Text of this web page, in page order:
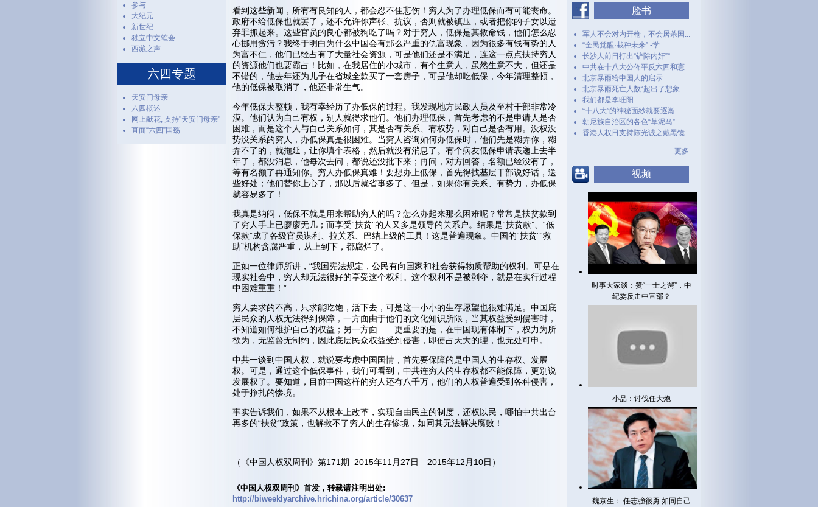
看到这些新闻，所有有良知的人，都会忍不住悲伤！穷人为了办理低保而有可能丧命。
政府不给低保也就罢了，还不允许你声张、抗议，否则就被镇压，或者把你的子女以遗
弃罪抓起来。这些官员的良心都被狗吃了吗？对于穷人，低保是其救命钱，他们怎么忍
心挪用贪污？我终于明白为什么中国会有那么严重的仇富现象，因为很多有钱有势的人
为富不仁，他们已经占有了大量社会资源，可是他们还是不满足，连这一点点扶持穷人
的资源他们也要霸占！比如，在我居住的小城市，有个生意人，虽然生意不大，但还是
不错的，他去年还为儿子在省城全款买了一套房子，可是他却吃低保，今年清理整顿，
他的低保被取消了，他还非常生气。
今年低保大整顿，我有幸经历了办低保的过程。我发现地方民政人员及至村干部非常冷
漠。他们认为自己有权，别人就得求他们。他们办理低保，首先考虑的不是申请人是否
困难，而是这个人与自己关系如何，其是否有关系、有权势，对自己是否有用。没权没
势没关系的穷人，办低保真是很困难。当穷人咨询如何办低保时，他们先是糊弄你，糊
弄不了的，就拖延，让你填个表格，然后就没有消息了。有个病友低保申请表递上去半
年了，都没消息，他每次去问，都说还没批下来；再问，对方回答，名额已经没有了，
等有名额了再通知你。穷人办低保真难！要想办上低保，首先得找基层干部说好话，送
些好处；他们替你上心了，那以后就省事多了。但是，如果你有关系、有势力，办低保
就容易多了！
我真是纳闷，低保不就是用来帮助穷人的吗？怎么办起来那么困难呢？常常是扶贫款到
了穷人手上已廖廖无几；而享受“扶贫”的人又多是领导的关系户。结果是“扶贫款”、“低
保款”成了各级官员谋利、拉关系、巴结上级的工具！这是普遍现象。中国的“扶贫”“救
助”机构贪腐严重，从上到下，都腐烂了。
正如一位律师所讲，“我国宪法规定，公民有向国家和社会获得物质帮助的权利。可是在
现实社会中，穷人却无法很好的享受这个权利。这个权利不是被剥夺，就是在实行过程
中困难重重！”
穷人要求的不高，只求能吃饱，活下去，可是这一小小的生存愿望也很难满足。中国底
层民众的人权无法得到保障，一方面由于他们的文化知识所限，当其权益受到侵害时，
不知道如何维护自己的权益；另一方面——更重要的是，在中国现有体制下，权力为所
欲为，无监督无制约，因此底层民众权益受到侵害，即使占天大的理，也无处可申。
中共一谈到中国人权，就说要考虑中国国情，首先要保障的是中国人的生存权、发展
权。可是，通过这个低保事件，我们可看到，中共连穷人的生存权都不能保障，更别说
发展权了。要知道，目前中国这样的穷人还有八千万，他们的人权普遍受到各种侵害，
处于挣扎的惨境。
事实告诉我们，如果不从根本上改革，实现自由民主的制度，还权以民，哪怕中共出台
再多的“扶贫”政策，也解救不了穷人的生存惨境，如同其无法解决腐败！
（《中国人权双周刊》第171期 2015年11月27日—2015年12月10日）
《中国人权双周刊》首发，转载请注明出处:
http://biweeklyarchive.hrichina.org/article/30637
参与
大纪元
新世纪
独立中文笔会
西藏之声
六四专题
天安门母亲
六四概述
网上献花, 支持"天安门母亲"
直面“六四”国殇
脸书
军人不会对内开枪，不会屠杀国...
“全民觉醒·栽种未来” -学...
长沙人前日打出“铲除内奸”“...
中共在十八大公佈平反六四和憲...
北京暴雨给中国人的启示
北京暴雨死亡人数“超出了想象...
我们都是李旺阳
“十八大”的神秘面紗就要逐漸...
朝尼族自治区的各色“草泥马”
香港人权日支持陈光诚之戴黑镜...
更多
视频
时事大家谈：赞“一士之谔”，中
纪委反击中宣部？
小品：讨伐任大炮
魏京生： 任志強很勇 如同自己